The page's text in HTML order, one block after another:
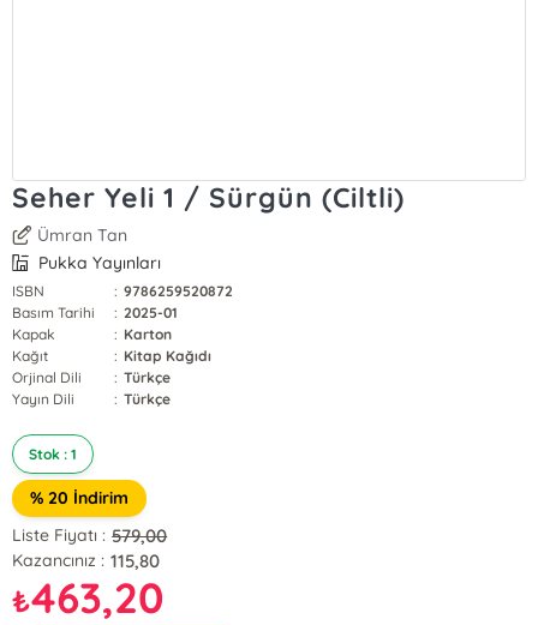
Seher Yeli 1 / Sürgün (Ciltli)
Ümran Tan
Pukka Yayınları
ISBN : 9786259520872
Basım Tarihi
: 2025-01
Kapak
: Karton
Kağıt
: Kitap Kağıdı
Orjinal Dili
: Türkçe
Yayın Dili
: Türkçe
Stok : 1
% 20 İndirim
Liste Fiyatı : 579,00
Kazancınız : 115,80
₺463,20